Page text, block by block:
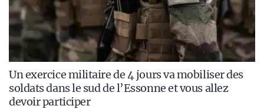
Un exercice militaire de 4 jours va mobiliser des
soldats dans le sud de l’Essonne et vous allez
devoir participer